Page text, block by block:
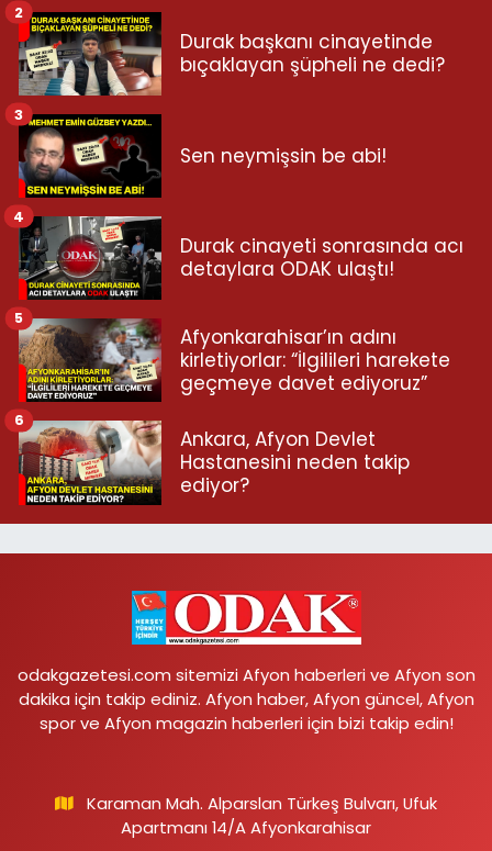
Durak başkanı cinayetinde
bıçaklayan şüpheli ne dedi?
2
Sen neymişsin be abi!
3
Durak cinayeti sonrasında acı
detaylara ODAK ulaştı!
4
Afyonkarahisar’ın adını
kirletiyorlar: “İlgilileri harekete
geçmeye davet ediyoruz”
5
Ankara, Afyon Devlet
Hastanesini neden takip
ediyor?
6
odakgazetesi.com sitemizi Afyon haberleri ve Afyon son
dakika için takip ediniz. Afyon haber, Afyon güncel, Afyon
spor ve Afyon magazin haberleri için bizi takip edin!
Karaman Mah. Alparslan Türkeş Bulvarı, Ufuk
Apartmanı 14/A Afyonkarahisar